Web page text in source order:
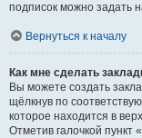
подписок можно задать
Вернуться к началу
Как мне сделать
Вы можете создать
щёлкнув по
которое находится в
Отметив галочкой